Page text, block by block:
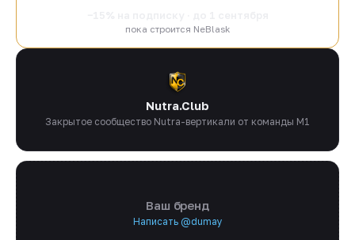
пока строится NeBlask
Nutra.Club
Закрытое сообщество Nutra-вертикали от команды M1
Ваш бренд
Написать @dumay